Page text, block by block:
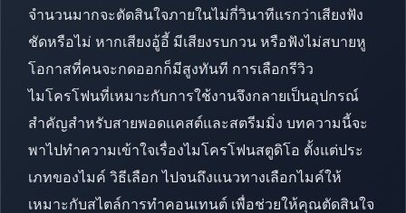
จำนวนมากจะตัดสินใจภายในไม่กี่วินาทีแรกว่าเสียงฟัง
ชัดหรือไม่ หากเสียงอู้อี้ มีเสียงรบกวน หรือฟังไม่สบายหู
โอกาสที่คนจะกดออกก็มีสูงทันที การเลือกรีวิว
ไมโครโฟนที่เหมาะกับการใช้งานจึงกลายเป็นอุปกรณ์
สำคัญสำหรับสายพอดแคสต์และสตรีมมิ่ง บทความนี้จะ
พาไปทำความเข้าใจเรื่องไมโครโฟนสตูดิโอ ตั้งแต่ประ
เภทของไมค์ วิธีเลือก ไปจนถึงแนวทางเลือกไมค์ให้
เหมาะกับสไตล์การทำคอนเทนต์ เพื่อช่วยให้คุณตัดสินใจ